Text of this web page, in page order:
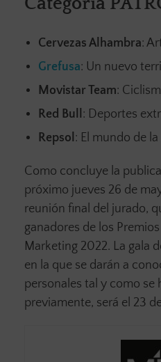
Cervezas Alhambra:
Grefusa: Un nuevo
Movistar Team:
Red Bull: Deportes
Repsol: El mundo de
Como concluye la
próximo jueves 26 de
reunión final del jurado,
ganadores de los
Marketing 2022. La gala
en la que se darán a
personales tal y como se
previamente, será el 23